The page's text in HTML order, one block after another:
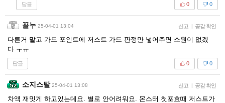
답글 0
0
꼴누 25-04-01 13:04 신고 | 공감 확인
다른거 말고 가드 포인트에 저스트 가드 판정만 넣어주면 소원이 없겠
다 ㅜㅠ
답글 0
0
소지스탈 25-04-01 13:08 신고 | 공감 확인
차액 재밋게 하고있는데요. 별로 안어려워요. 몬스터 첫포효때 저스트가